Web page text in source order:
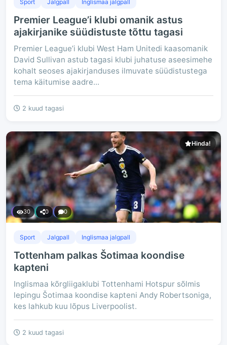
Sport Jalgpall Inglismaa jalgpall
Premier League’i klubi omanik astus
ajakirjanike süüdistuste tõttu tagasi
Premier League’i klubi West Ham Unitedi kaasomanik
David Sullivan astub tagasi klubi juhatuse aseesimehe
kohalt seoses ajakirjanduses ilmuvate süüdistustega
tema käitumise aadre...
2 kuud tagasi
Hinda!
30 0 0
Sport Jalgpall Inglismaa jalgpall
Tottenham palkas Šotimaa koondise
kapteni
Inglismaa kõrgliigaklubi Tottenhami Hotspur sõlmis
lepingu Šotimaa koondise kapteni Andy Robertsoniga,
kes lahkub kuu lõpus Liverpoolist.
2 kuud tagasi